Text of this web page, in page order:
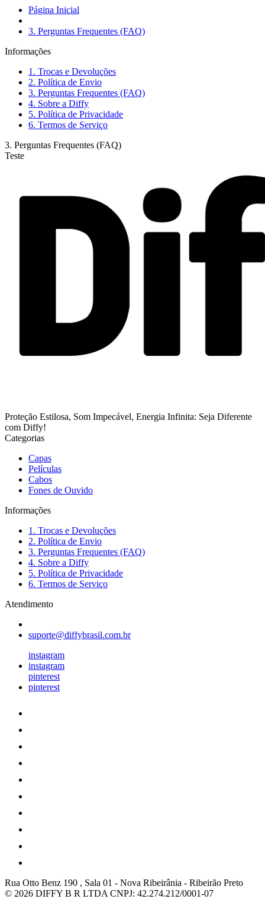
Página Inicial
3. Perguntas Frequentes (FAQ)
Informações
1. Trocas e Devoluções
2. Política de Envio
3. Perguntas Frequentes (FAQ)
4. Sobre a Diffy
5. Política de Privacidade
6. Termos de Serviço
3. Perguntas Frequentes (FAQ)
Teste
Proteção Estilosa, Som Impecável, Energia Infinita: Seja Diferente
com Diffy!
Categorias
Capas
Películas
Cabos
Fones de Ouvido
Informações
1. Trocas e Devoluções
2. Política de Envio
3. Perguntas Frequentes (FAQ)
4. Sobre a Diffy
5. Política de Privacidade
6. Termos de Serviço
Atendimento
suporte@diffybrasil.com.br
instagram
instagram
pinterest
pinterest
Rua Otto Benz 190 , Sala 01 - Nova Ribeirânia - Ribeirão Preto
© 2026 DIFFY B R LTDA CNPJ: 42.274.212/0001-07